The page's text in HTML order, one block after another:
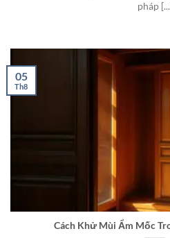
pháp
Cách Khử Mùi Ẩm Mốc
05
Th8